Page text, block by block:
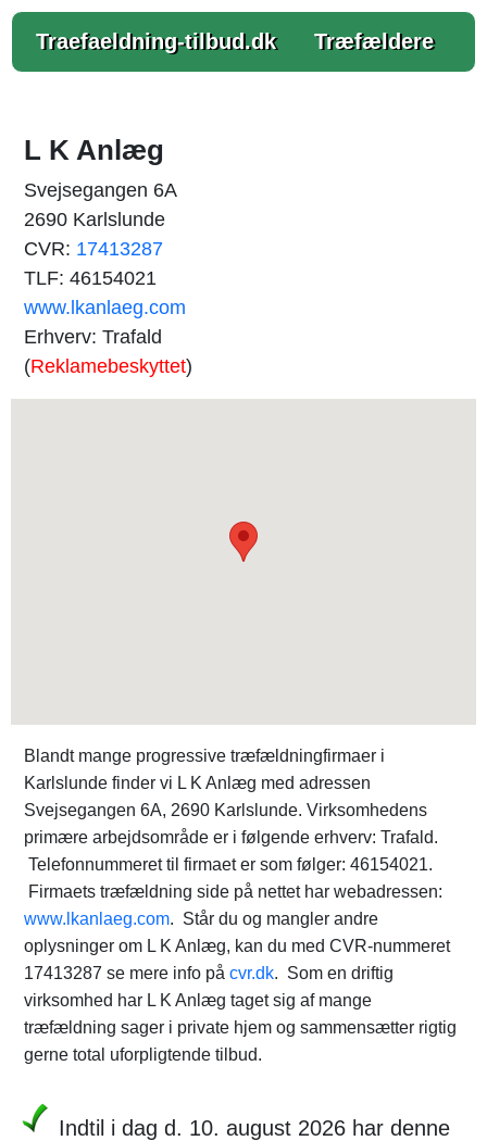
Traefaeldning-tilbud.dk Træfældere
L K Anlæg
Svejsegangen 6A
2690 Karlslunde
CVR: 17413287
TLF: 46154021
www.lkanlaeg.com
Erhverv: Trafald
(Reklamebeskyttet)
Blandt mange progressive træfældningfirmaer i
Karlslunde finder vi L K Anlæg med adressen
Svejsegangen 6A, 2690 Karlslunde. Virksomhedens
primære arbejdsområde er i følgende erhverv: Trafald.
Telefonnummeret til firmaet er som følger: 46154021.
Firmaets træfældning side på nettet har webadressen:
www.lkanlaeg.com. Står du og mangler andre
oplysninger om L K Anlæg, kan du med CVR-nummeret
17413287 se mere info på cvr.dk. Som en driftig
virksomhed har L K Anlæg taget sig af mange
træfældning sager i private hjem og sammensætter rigtig
gerne total uforpligtende tilbud.
Indtil i dag d. 10. august 2026 har denne